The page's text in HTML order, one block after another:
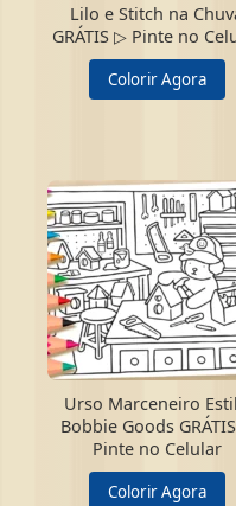
Lilo e Stitch na
GRÁTIS ▷ Pinte no
Colorir Agora
Urso Marceneiro
Bobbie Goods
Pinte no Celular
Colorir Agora